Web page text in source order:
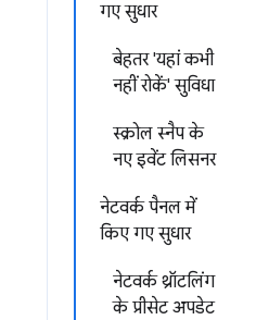
गए सुधार
बेहतर 'यहां कभी
नहीं रोकें' सुविधा
स्क्रोल स्नैप के
नए इवेंट लिसनर
नेटवर्क पैनल में
किए गए सुधार
नेटवर्क थ्रॉटलिंग
के प्रीसेट अपडेट